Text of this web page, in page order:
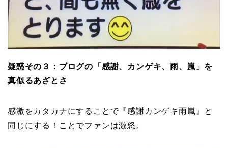
疑惑その３：ブログの「感謝、カンゲキ、雨、嵐」を
真似るあざとさ
感激をカタカナにすることで『感謝カンゲキ雨嵐』と
同じにする！ことでファンは激怒。